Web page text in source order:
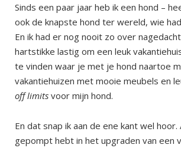
Sinds een paar jaar heb ik een hond –
ook de knapste hond ter wereld, wie
En ik had er nog nooit zo over
hartstikke lastig om een leuk
te vinden waar je met je hond naartoe
vakantiehuizen met mooie meubels en
off limits voor mijn hond.
En dat snap ik aan de ene kant wel hoor.
gepompt hebt in het upgraden van een